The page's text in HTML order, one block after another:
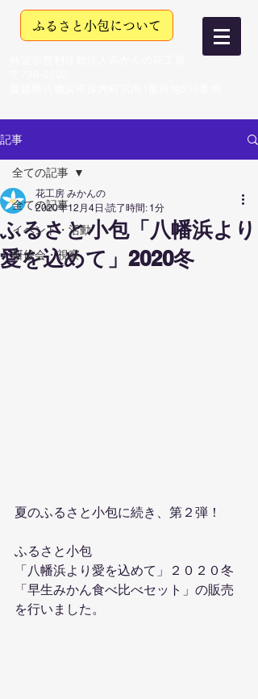
ふるさと小包について
記事
全ての記事
イベント・活動
研修会・視察
全ての記事
ふるさと小包「八幡浜より
愛を込めて」2020冬
花工房 みかんの
2020年12月4日 読了時間: 1分
夏のふるさと小包に続き、第２弾！
ふるさと小包
「八幡浜より愛を込めて」２０２０冬
「早生みかん食べ比べセット」の販売
を行いました。